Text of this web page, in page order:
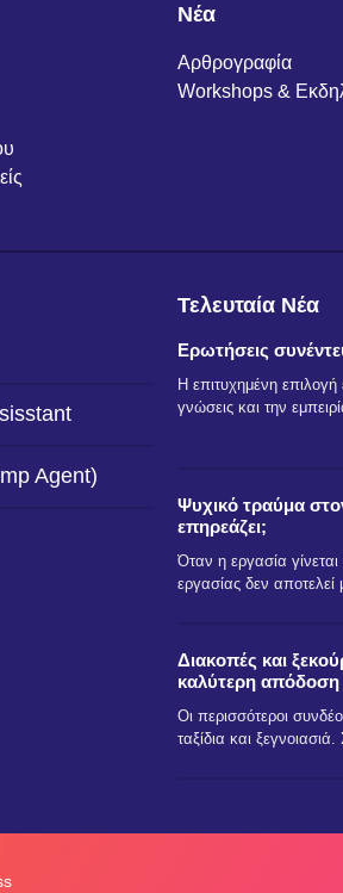
Νέα
Αρθρογραφία
Workshops &
Agent)
Τελευταία Νέα
Ερωτήσεις
Η επιτυχημένη επιλογή
γνώσεις και την
Ψυχικό τραύμα
επηρεάζει;
Όταν η εργασία
εργασίας δεν αποτελεί
Διακοπές και
καλύτερη απόδοση
Οι περισσότεροι
ταξίδια και